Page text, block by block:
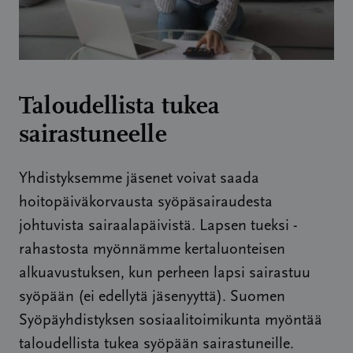
Taloudellista tukea
sairastuneelle
Yhdistyksemme jäsenet voivat saada
hoitopäiväkorvausta syöpäsairaudesta
johtuvista sairaalapäivistä. Lapsen tueksi -
rahastosta myönnämme kertaluonteisen
alkuavustuksen, kun perheen lapsi sairastuu
syöpään (ei edellytä jäsenyyttä). Suomen
Syöpäyhdistyksen sosiaalitoimikunta myöntää
taloudellista tukea syöpään sairastuneille.